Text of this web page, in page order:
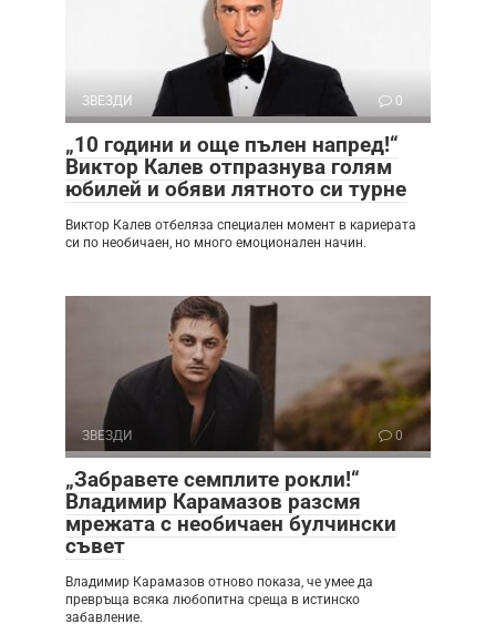
ЗВЕЗДИ 0
„10 години и още пълен напред!“
Виктор Калев отпразнува голям
юбилей и обяви лятното си турне
Виктор Калев отбеляза специален момент в кариерата
си по необичаен, но много емоционален начин.
ЗВЕЗДИ 0
„Забравете семплите рокли!“
Владимир Карамазов разсмя
мрежата с необичаен булчински
съвет
Владимир Карамазов отново показа, че умее да
превръща всяка любопитна среща в истинско
забавление.